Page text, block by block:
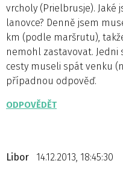
vrcholy (Prielbrusje). Jaké
lanovce? Denně jsem
km (podle maršrutu),
nemohl zastavovat. Jedni
cesty museli spát venku
případnou odpověď.
ODPOVĚDĚT
Libor
14.12.2013, 18:45:30